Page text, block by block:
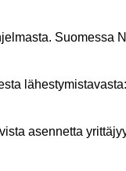
Suomessa
asennetta